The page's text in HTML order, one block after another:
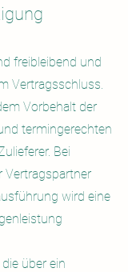
freibleibend und
Vertragsschluss.
Vorbehalt der
termingerechten
Bei
Vertragspartner
wird eine
über ein